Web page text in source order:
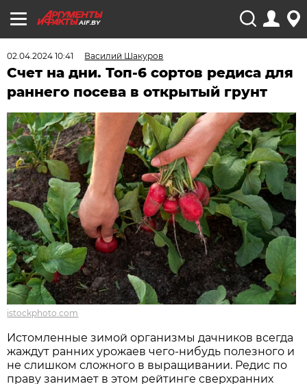
AIF.BY
02.04.2024 10:41 Василий Шакуров
Счет на дни. Топ-6 сортов редиса для
раннего посева в открытый грунт
istockphoto.com
Истомленные зимой организмы дачников всегда
жаждут ранних урожаев чего-нибудь полезного и
не слишком сложного в выращивании. Редис по
праву занимает в этом рейтинге сверхранних